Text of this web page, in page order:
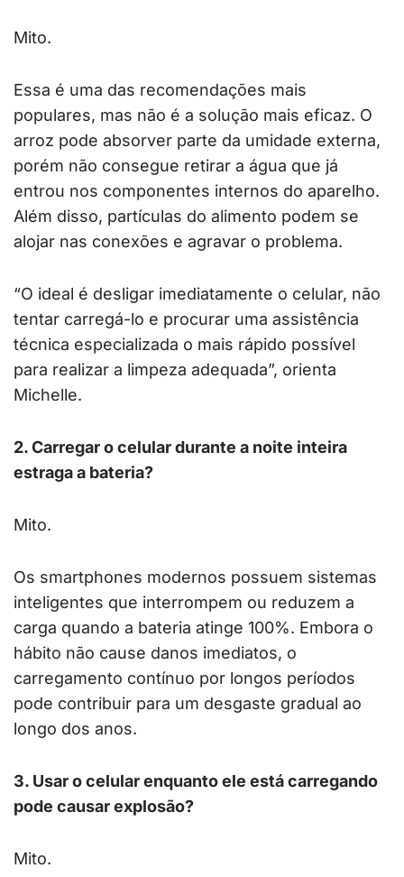
Mito.
Essa é uma das recomendações mais
populares, mas não é a solução mais eficaz. O
arroz pode absorver parte da umidade externa,
porém não consegue retirar a água que já
entrou nos componentes internos do aparelho.
Além disso, partículas do alimento podem se
alojar nas conexões e agravar o problema.
“O ideal é desligar imediatamente o celular, não
tentar carregá-lo e procurar uma assistência
técnica especializada o mais rápido possível
para realizar a limpeza adequada”, orienta
Michelle.
2. Carregar o celular durante a noite inteira
estraga a bateria?
Mito.
Os smartphones modernos possuem sistemas
inteligentes que interrompem ou reduzem a
carga quando a bateria atinge 100%. Embora o
hábito não cause danos imediatos, o
carregamento contínuo por longos períodos
pode contribuir para um desgaste gradual ao
longo dos anos.
3. Usar o celular enquanto ele está carregando
pode causar explosão?
Mito.